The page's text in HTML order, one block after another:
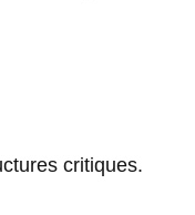
critiques.